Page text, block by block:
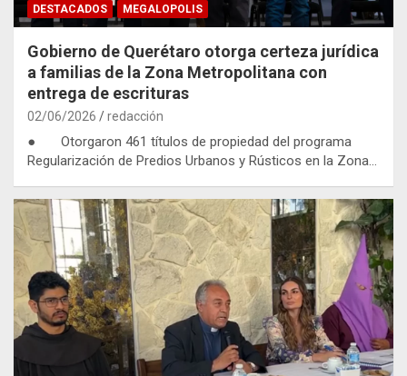
DESTACADOS MEGALOPOLIS
Gobierno de Querétaro otorga certeza jurídica
a familias de la Zona Metropolitana con
entrega de escrituras
02/06/2026 redacción
● Otorgaron 461 títulos de propiedad del programa
Regularización de Predios Urbanos y Rústicos en la Zona…